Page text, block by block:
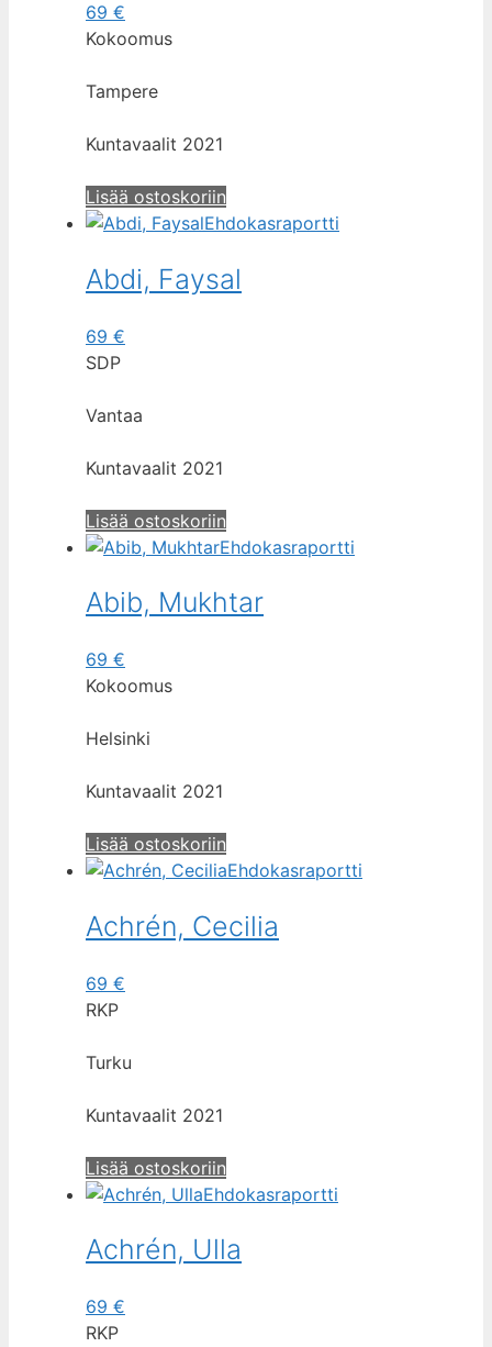
69 €
Kokoomus
Tampere
Kuntavaalit 2021
Lisää ostoskoriin
Ehdokasraportti
Abdi, Faysal
69 €
SDP
Vantaa
Kuntavaalit 2021
Lisää ostoskoriin
Ehdokasraportti
Abib, Mukhtar
69 €
Kokoomus
Helsinki
Kuntavaalit 2021
Lisää ostoskoriin
Ehdokasraportti
Achrén, Cecilia
69 €
RKP
Turku
Kuntavaalit 2021
Lisää ostoskoriin
Ehdokasraportti
Achrén, Ulla
69 €
RKP